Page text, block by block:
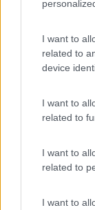
I want to
related to
device
I want to
related to
I want to
related to
I want to
Servizi /
conduzione fa...
Foinikounta -